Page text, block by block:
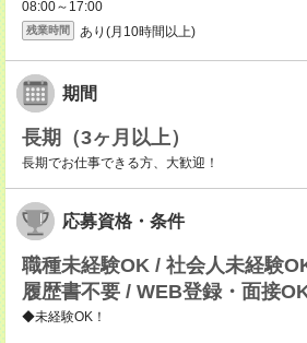
08:00～17:00
残業時間 あり(月10時間以上)
期間
長期（3ヶ月以上）
長期でお仕事できる方、大歓迎！
応募資格・条件
職種未経験OK / 社会人未経験
履歴書不要 / WEB登録・面接
◆未経験OK！